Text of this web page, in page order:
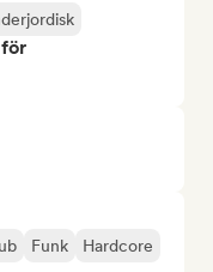
Funk
Hardcore